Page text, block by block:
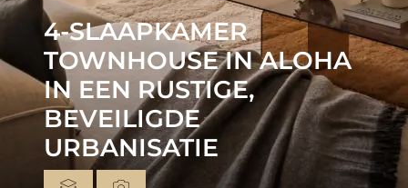
4-SLAAPKAMER
TOWNHOUSE IN ALOHA
IN EEN RUSTIGE,
BEVEILIGDE
URBANISATIE